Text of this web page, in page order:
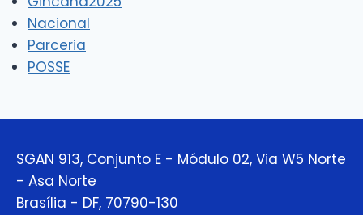
Nacional
Parceria
POSSE
SGAN 913, Conjunto E - Módulo 02, Via W5 Norte
- Asa Norte
Brasília - DF, 70790-130